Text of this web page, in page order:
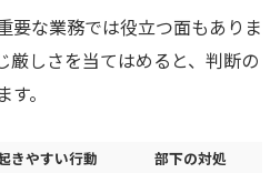
要な業務では役立つ面もありま
厳しさを当てはめると、判断の
。
きやすい行動
部下の対処